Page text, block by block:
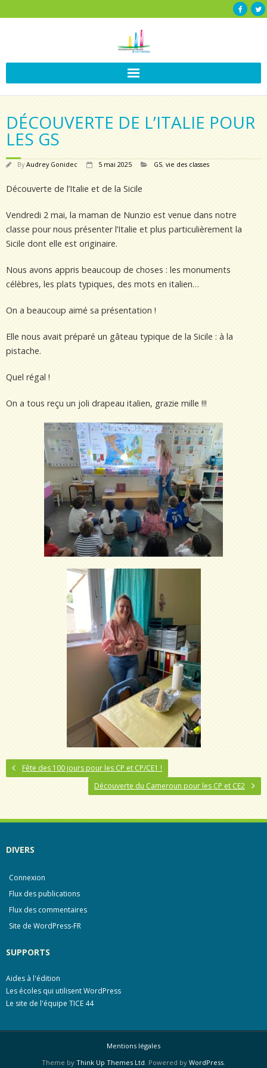
DÉCOUVERTE DE L’ITALIE POUR
LES GS
ByAudrey Gonidec 5 mai 2025 GS, vie des classes
Découverte de l’Italie et de la Sicile
Vendredi 2 mai, la maman de Nunzio est venue dans notre
classe pour nous présenter l’Italie et plus particulièrement la
Sicile dont elle est originaire.
Nous avons appris beaucoup de choses : les monuments
célèbres, les plats typiques, des mots en italien…
On a beaucoup aimé sa présentation !
Elle nous avait préparé un gâteau typique de la Sicile : à la
pistache.
Quel régal !
On a tous reçu un joli drapeau italien, grazie mille !!!
Fête des 100 jours pour les CP et CP/CE1 !
Découverte du Cameroun pour les CP et CE2
DIVERS
Connexion
Flux des publications
Flux des commentaires
Site de WordPress-FR
SUPPORTS
Aides à l'édition
Les écoles qui utilisent WordPress
Le site de l'équipe TICE 44
Mentions légales
Theme by Think Up Themes Ltd. Powered by WordPress.